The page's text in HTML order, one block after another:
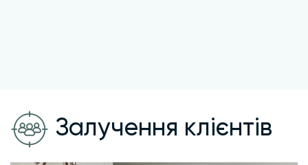
Залучення клієнтів